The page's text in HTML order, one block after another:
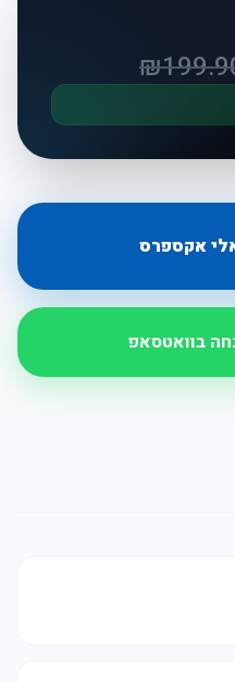
₪
אקספרס
בוואטסאפ